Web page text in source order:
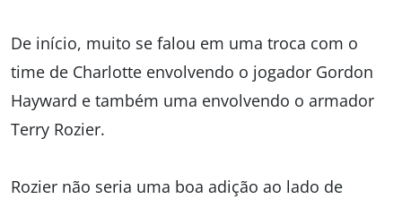
De início, muito se falou em uma troca com o
time de Charlotte envolvendo o jogador Gordon
Hayward e também uma envolvendo o armador
Terry Rozier.
Rozier não seria uma boa adição ao lado de